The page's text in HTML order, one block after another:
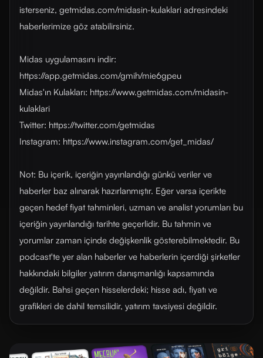
isterseniz, getmidas.com/midasin-kulaklari adresindeki
haberlerimize göz atabilirsiniz.
Midas uygulamasını indir:
https://app.getmidas.com/gmih/mie6gpeu
Midas'ın Kulakları: https://www.getmidas.com/midasin-
kulaklari
Twitter: https://twitter.com/getmidas
Instagram: https://www.instagram.com/get_midas/
Not: Bu içerik, içeriğin yayınlandığı günkü veriler ve
haberler baz alınarak hazırlanmıştır. Eğer varsa içerikte
geçen hedef fiyat tahminleri, uzman ve analist yorumları bu
içeriğin yayınlandığı tarihte geçerlidir. Bu tahmin ve
yorumlar zaman içinde değişkenlik gösterebilmektedir. Bu
podcast'te yer alan haberler ve haberlerin içerdiği şirketler
hakkındaki bilgiler yatırım danışmanlığı kapsamında
değildir. Bahsi geçen hisselerdeki; hisse adı, fiyatı ve
grafikleri de dahil temsilidir, yatırım tavsiyesi değildir.